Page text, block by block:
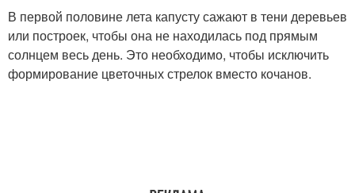
В первой половине лета капусту сажают в тени деревьев
или построек, чтобы она не находилась под прямым
солнцем весь день. Это необходимо, чтобы исключить
формирование цветочных стрелок вместо кочанов.